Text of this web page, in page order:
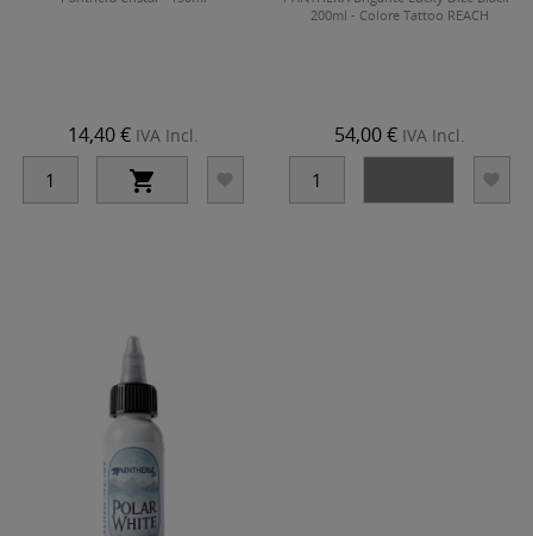
14,40 € IVA Incl.
 
200ml - Colore Tattoo REACH
54,00 € IVA Incl.
